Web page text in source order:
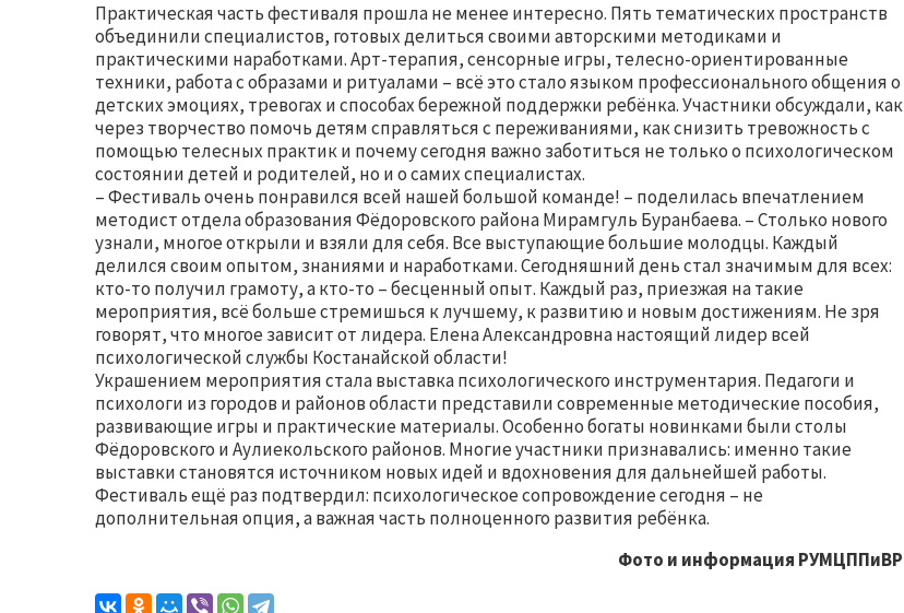
Практическая часть фестиваля прошла не менее интересно. Пять тематических пространств
объединили специалистов, готовых делиться своими авторскими методиками и
практическими наработками. Арт-терапия, сенсорные игры, телесно-ориентированные
техники, работа с образами и ритуалами – всё это стало языком профессионального общения о
детских эмоциях, тревогах и способах бережной поддержки ребёнка. Участники обсуждали, как
через творчество помочь детям справляться с переживаниями, как снизить тревожность с
помощью телесных практик и почему сегодня важно заботиться не только о психологическом
состоянии детей и родителей, но и о самих специалистах.
– Фестиваль очень понравился всей нашей большой команде! – поделилась впечатлением
методист отдела образования Фёдоровского района Мирамгуль Буранбаева. – Столько нового
узнали, многое открыли и взяли для себя. Все выступающие большие молодцы. Каждый
делился своим опытом, знаниями и наработками. Сегодняшний день стал значимым для всех:
кто-то получил грамоту, а кто-то – бесценный опыт. Каждый раз, приезжая на такие
мероприятия, всё больше стремишься к лучшему, к развитию и новым достижениям. Не зря
говорят, что многое зависит от лидера. Елена Александровна настоящий лидер всей
психологической службы Костанайской области!
Украшением мероприятия стала выставка психологического инструментария. Педагоги и
психологи из городов и районов области представили современные методические пособия,
развивающие игры и практические материалы. Особенно богаты новинками были столы
Фёдоровского и Аулиекольского районов. Многие участники признавались: именно такие
выставки становятся источником новых идей и вдохновения для дальнейшей работы.
Фестиваль ещё раз подтвердил: психологическое сопровождение сегодня – не
дополнительная опция, а важная часть полноценного развития ребёнка.
Фото и информация РУМЦППиВР